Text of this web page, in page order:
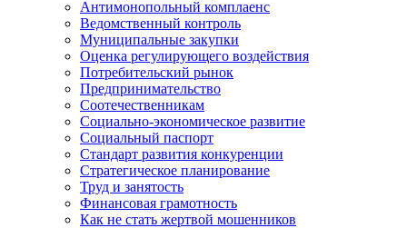
Антимонопольный комплаенс
Ведомственный контроль
Муниципальные закупки
Оценка регулирующего воздействия
Потребительский рынок
Предпринимательство
Соотечественникам
Социально-экономическое развитие
Социальный паспорт
Стандарт развития конкуренции
Стратегическое планирование
Труд и занятость
Финансовая грамотность
Как не стать жертвой мошенников